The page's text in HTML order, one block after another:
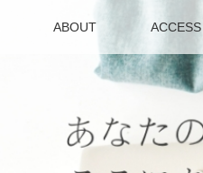
ABOUT ACCESS